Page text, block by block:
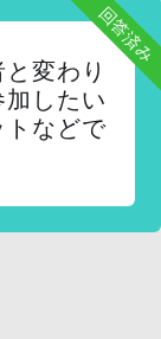
回答済み
変わり
したい
トなどで